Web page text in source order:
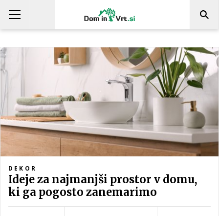
DEKOR
Ideje za najmanjši prostor v domu,
ki ga pogosto zanemarimo